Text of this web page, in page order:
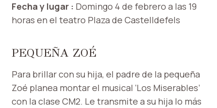
Fecha y lugar : Domingo 4 de febrero a las 19
horas en el teatro Plaza de Castelldefels
PEQUEÑA ZOÉ
Para brillar con su hija, el padre de la pequeña
Zoé planea montar el musical ‘Los Miserables’
con la clase CM2. Le transmite a su hija lo más